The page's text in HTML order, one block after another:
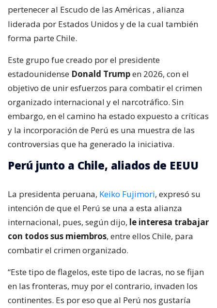
pertenecer al Escudo de las Américas , alianza
liderada por Estados Unidos y de la cual también
forma parte Chile.
Este grupo fue creado por el presidente
estadounidense Donald Trumpen 2026, con el
objetivo de unir esfuerzos para combatir el crimen
organizado internacional y el narcotráfico. Sin
embargo, en el camino ha estado expuesto a críticas
y la incorporación de Perú es una muestra de las
controversias que ha generado la iniciativa.
Perú junto a Chile, aliados de EEUU
La presidenta peruana, Keiko Fujimori, expresó su
intención de que el Perú se una a esta alianza
internacional, pues, según dijo, le interesa trabajar
con todos sus miembros, entre ellos Chile, para
combatir el crimen organizado.
“Este tipo de flagelos, este tipo de lacras, no se fijan
en las fronteras, muy por el contrario, invaden los
continentes. Es por eso que al Perú nos gustaría